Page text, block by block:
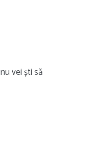
vei ști să